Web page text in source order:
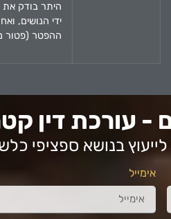
היתר בודק את
ידי הנושים,
ההפטר (פטור
- עורכת דין
בנושא ספציפי
אימייל